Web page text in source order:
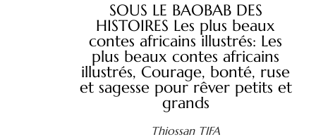
SOUS LE BAOBAB DES
HISTOIRES Les plus beaux
contes africains illustrés: Les
plus beaux contes africains
illustrés, Courage, bonté, ruse
et sagesse pour rêver petits et
grands
Thiossan TIFA